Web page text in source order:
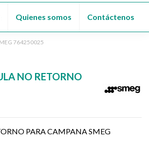
Contáctenos
Quienes somos
764250025
NO RETORNO
PARA CAMPANA SMEG